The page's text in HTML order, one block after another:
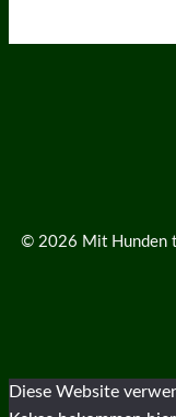
© 2026 Mit Hunden
Diese Website